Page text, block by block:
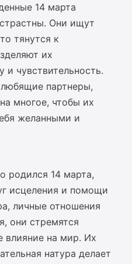
14 марта
Они ищут
тянутся к
их
и чувствительность.
партнеры,
многое, чтобы их
желанными и
родился 14 марта,
исцеления и помощи
личные отношения
они стремятся
влияние на мир. Их
натура делает